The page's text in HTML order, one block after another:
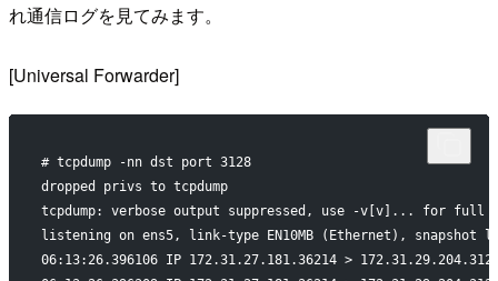
れ通信ログを見てみます。
[Universal Forwarder]
# tcpdump -nn dst port 3128
dropped privs to tcpdump
tcpdump: verbose output suppressed, use -v[v]... for full
listening on ens5, link-type EN10MB (Ethernet), snapshot
06:13:26.396106 IP 172.31.27.181.36214 >